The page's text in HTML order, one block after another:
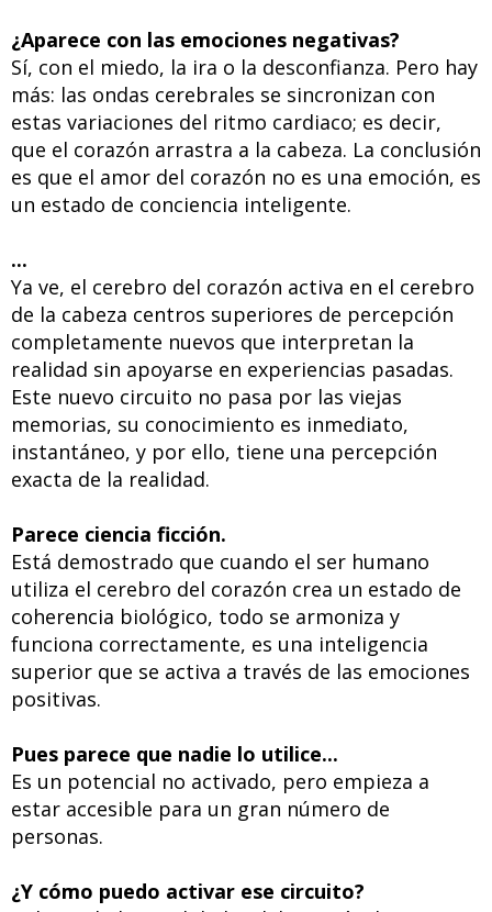
¿Aparece con las emociones negativas?
Sí, con el miedo, la ira o la desconfianza. Pero hay
más: las ondas cerebrales se sincronizan con
estas variaciones del ritmo cardiaco; es decir,
que el corazón arrastra a la cabeza. La conclusión
es que el amor del corazón no es una emoción, es
un estado de conciencia inteligente.
...
Ya ve, el cerebro del corazón activa en el cerebro
de la cabeza centros superiores de percepción
completamente nuevos que interpretan la
realidad sin apoyarse en experiencias pasadas.
Este nuevo circuito no pasa por las viejas
memorias, su conocimiento es inmediato,
instantáneo, y por ello, tiene una percepción
exacta de la realidad.
Parece ciencia ficción.
Está demostrado que cuando el ser humano
utiliza el cerebro del corazón crea un estado de
coherencia biológico, todo se armoniza y
funciona correctamente, es una inteligencia
superior que se activa a través de las emociones
positivas.
Pues parece que nadie lo utilice...
Es un potencial no activado, pero empieza a
estar accesible para un gran número de
personas.
¿Y cómo puedo activar ese circuito?